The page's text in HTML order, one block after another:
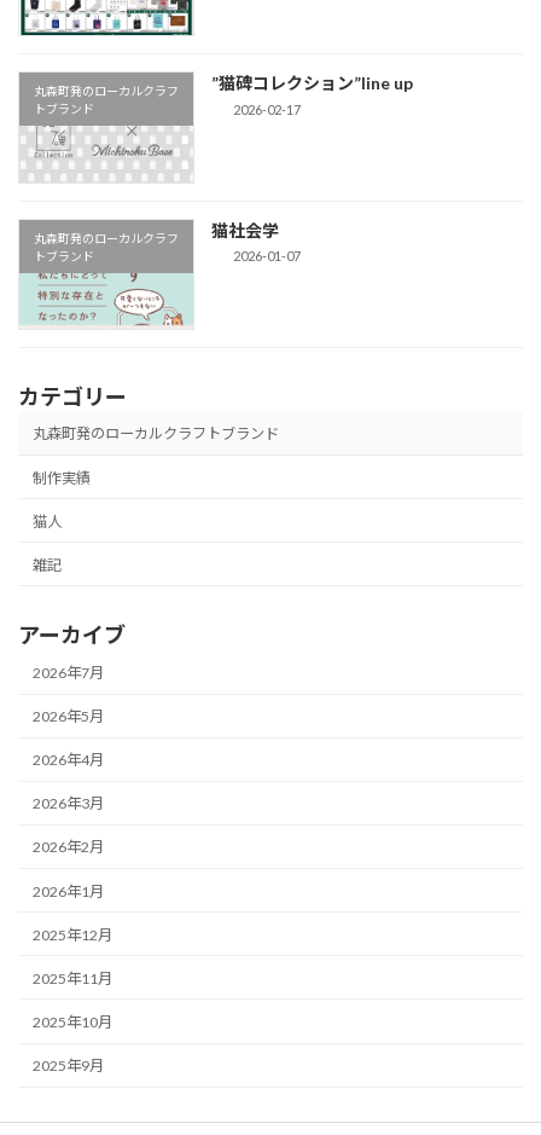
丸森町発のローカルクラフ
トブランド
”猫碑コレクション”line up
2026-02-17
丸森町発のローカルクラフ
トブランド
猫社会学
2026-01-07
カテゴリー
丸森町発のローカルクラフトブランド
制作実績
猫人
雑記
アーカイブ
2026年7月
2026年5月
2026年4月
2026年3月
2026年2月
2026年1月
2025年12月
2025年11月
2025年10月
2025年9月